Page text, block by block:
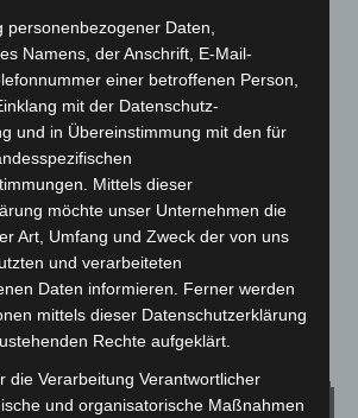
Langenhagen testet Aufnahme
Anzeigen per Videochat
Seniorin aus Godshorn tot
Wetter
personenbezogener Daten,
Namens, der Anschrift, E-Mail-
einer betroffenen Person,
mit der Datenschutz-
und in Übereinstimmung mit den für
Mittels dieser
möchte unser Unternehmen die
Art, Umfang und Zweck der von uns
und verarbeiteten
Daten informieren. Ferner werden
mittels dieser Datenschutzerklärung
Rechte aufgeklärt.
die Verarbeitung Verantwortlicher
und organisatorische Maßnahmen